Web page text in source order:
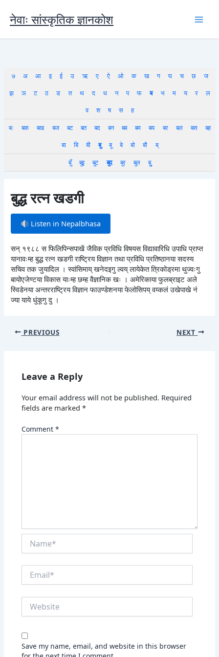
content
नेवाः सांस्कृतिक ज्ञानकोश
७ अ आ इ ई उ ऋ ए ऐ ओ क ख ग घ च छ
ज
झ
ञ ट ठ ड त थ द ध न प फ ब भ म य र
ल
व
श ष स
ह
बः
बक बख बज बट बत बद बन बब बम बय बर बल बस
बह
बा
बि बी बु बू बे बो बौ
ब्
बुँ
बुइ बुट बुद बुर बुल बुु
बुद्ध रत्न खडगी
Listen in Nepalbhasa
सन् १९८८ स फिलिपिन्सपाखें जैविक प्रविधि विषयस विद्यावारिधि उपाधि प्राप्त
यानावःम्ह बुद्ध रत्न खडगी राष्ट्रिय विज्ञान तथा प्रविधि प्रतिष्ठानया सदस्य
सचिव तक जुयादिल । स्वांसिमाय् खनेदइगु ल्वय् लायेकेत त्रिकोड्रमा थुज्वःगु
बायोएजेण्टया विकास याःम्ह छम्ह वैज्ञानिक खः । अमेरिकाया फुलब्राइट अले
स्विडेनया अन्तरराष्ट्रिय विज्ञान फाउण्डेशनया फेलोसिपय् वय्कलं उखेपाखे नं
ज्या याये धुंकूगु दु ।
PREVIOUS NEXT
Leave a Reply
Your email address will not be published. Required
fields are marked*
Comment*
Save my name, email, and website in this browser